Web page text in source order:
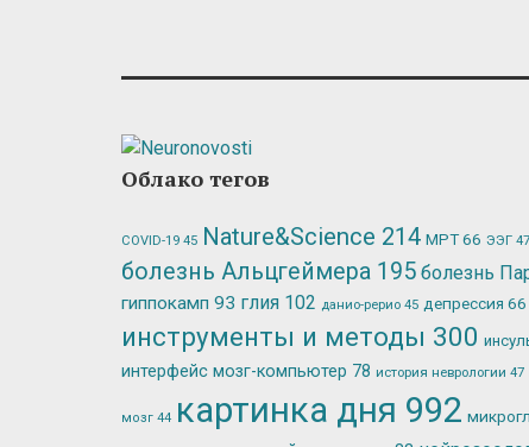
Облако тегов
COVID-19 45 Nature&Science 214 МРТ66 ЭЭГ 47
болезнь Альцгеймера 195 болезнь
гиппокамп 93 глия 102 данио-рерио 45 депрессия 66
инструменты и методы 300
интерфейс мозг-компьютер 78 история неврологии 47
мозг 44 картинка дня 992